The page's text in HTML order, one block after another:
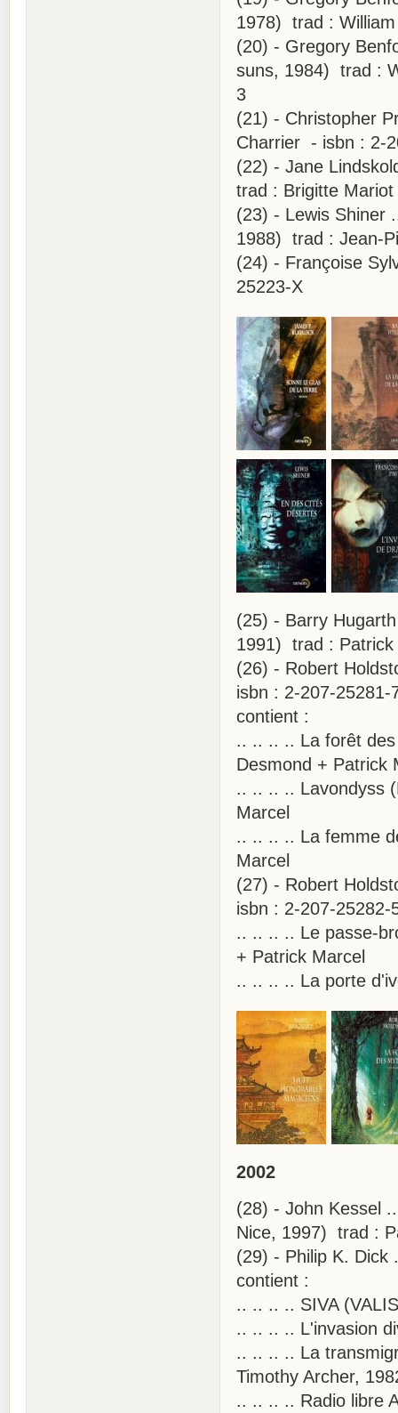
1978) trad :
(20) - Gregory
suns, 1984) trad :
3
(21) - Christopher
Charrier - isbn : 2-
(22) - Jane
trad : Brigitte
(23) - Lewis Shiner
1988) trad : Jean-
(24) - Françoise
25223-X
(25) - Barry
1991) trad :
(26) - Robert
isbn : 2-207-25281-
contient :
.. .. .. .. La forêt
Desmond + Patrick
.. .. .. .. Lavondyss
Marcel
.. .. .. .. La femme
Marcel
(27) - Robert
isbn : 2-207-25282-
.. .. .. .. Le passe-
+ Patrick Marcel
.. .. .. .. La porte
2002
(28) - John Kessel
Nice, 1997) trad :
(29) - Philip K.
contient :
.. .. .. .. SIVA
.. .. .. .. L'invasion
.. .. .. .. La
Timothy Archer,
.. .. .. .. Radio libre